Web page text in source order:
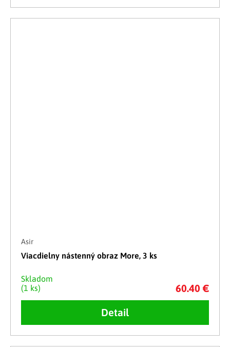
Asir
Viacdielny nástenný obraz More, 3 ks
Skladom
(1 ks)
60.40 €
Detail